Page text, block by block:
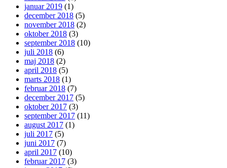
januar 2019 (1)
december 2018 (5)
november 2018 (2)
oktober 2018 (3)
september 2018 (10)
juli 2018 (6)
maj 2018 (2)
april 2018 (5)
marts 2018 (1)
februar 2018 (7)
december 2017 (5)
oktober 2017 (3)
september 2017 (11)
august 2017 (1)
juli 2017 (5)
juni 2017 (7)
april 2017 (10)
februar 2017 (3)